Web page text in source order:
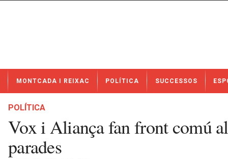
t
MONTCADA I REIXAC POLÍTICA SUCCESSOS
POLÍTICA
Vox i Aliança fan front comú
parades